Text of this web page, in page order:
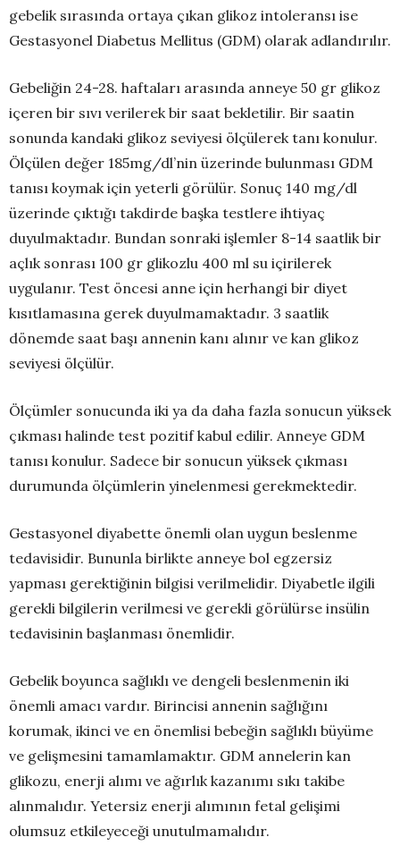
gebelik sırasında ortaya çıkan glikoz intoleransı ise
Gestasyonel Diabetus Mellitus (GDM) olarak adlandırılır.
Gebeliğin 24-28. haftaları arasında anneye 50 gr glikoz
içeren bir sıvı verilerek bir saat bekletilir. Bir saatin
sonunda kandaki glikoz seviyesi ölçülerek tanı konulur.
Ölçülen değer 185mg/dl’nin üzerinde bulunması GDM
tanısı koymak için yeterli görülür. Sonuç 140 mg/dl
üzerinde çıktığı takdirde başka testlere ihtiyaç
duyulmaktadır. Bundan sonraki işlemler 8-14 saatlik bir
açlık sonrası 100 gr glikozlu 400 ml su içirilerek
uygulanır. Test öncesi anne için herhangi bir diyet
kısıtlamasına gerek duyulmamaktadır. 3 saatlik
dönemde saat başı annenin kanı alınır ve kan glikoz
seviyesi ölçülür.
Ölçümler sonucunda iki ya da daha fazla sonucun yüksek
çıkması halinde test pozitif kabul edilir. Anneye GDM
tanısı konulur. Sadece bir sonucun yüksek çıkması
durumunda ölçümlerin yinelenmesi gerekmektedir.
Gestasyonel diyabette önemli olan uygun beslenme
tedavisidir. Bununla birlikte anneye bol egzersiz
yapması gerektiğinin bilgisi verilmelidir. Diyabetle ilgili
gerekli bilgilerin verilmesi ve gerekli görülürse insülin
tedavisinin başlanması önemlidir.
Gebelik boyunca sağlıklı ve dengeli beslenmenin iki
önemli amacı vardır. Birincisi annenin sağlığını
korumak, ikinci ve en önemlisi bebeğin sağlıklı büyüme
ve gelişmesini tamamlamaktır. GDM annelerin kan
glikozu, enerji alımı ve ağırlık kazanımı sıkı takibe
alınmalıdır. Yetersiz enerji alımının fetal gelişimi
olumsuz etkileyeceği unutulmamalıdır.